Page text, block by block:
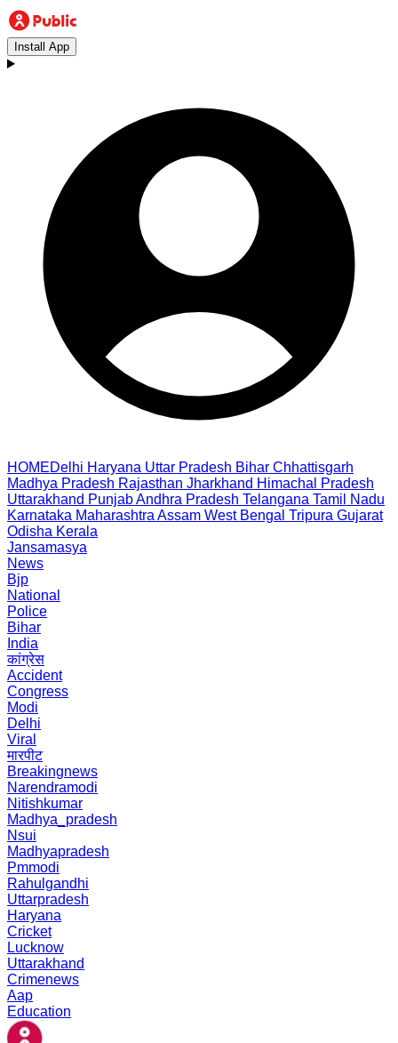
Install App
HOMEDelhi Haryana Uttar Pradesh Bihar Chhattisgarh
Madhya Pradesh Rajasthan Jharkhand Himachal Pradesh
Uttarakhand PunjabAndhra Pradesh Telangana Tamil Nadu
Karnataka Maharashtra Assam West Bengal Tripura Gujarat
Odisha Kerala
Jansamasya
News
Bjp
National
Police
Bihar
India
कांग्रेस
Accident
Congress
Modi
Delhi
Viral
मारपीट
Breakingnews
Narendramodi
Nitishkumar
Madhya_pradesh
Nsui
Madhyapradesh
Pmmodi
Rahulgandhi
Uttarpradesh
Haryana
Cricket
Lucknow
Uttarakhand
Crimenews
Aap
Education